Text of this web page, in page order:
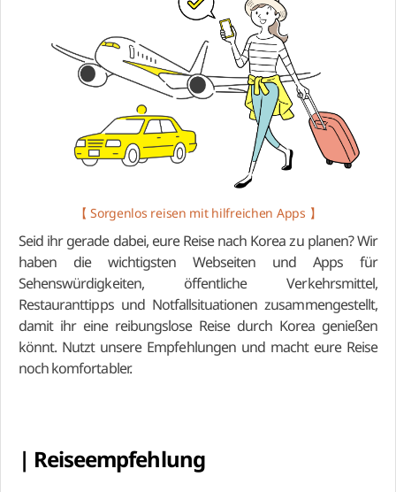
【 Sorgenlos reisen mit hilfreichen Apps 】
Seid ihr gerade dabei, eure Reise nach Korea zu planen? Wir
haben die wichtigsten Webseiten und Apps für
Sehenswürdigkeiten, öffentliche Verkehrsmittel,
Restauranttipps und Notfallsituationen zusammengestellt,
damit ihr eine reibungslose Reise durch Korea genießen
könnt. Nutzt unsere Empfehlungen und macht eure Reise
noch komfortabler.
| Reiseempfehlung